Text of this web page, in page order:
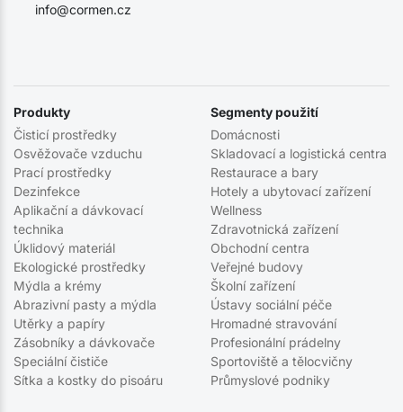
info@cormen.cz
Produkty
Čisticí prostředky
Osvěžovače vzduchu
Prací prostředky
Dezinfekce
Aplikační a dávkovací
technika
Úklidový materiál
Ekologické prostředky
Mýdla a krémy
Abrazivní pasty a mýdla
Utěrky a papíry
Zásobníky a dávkovače
Speciální čističe
Sítka a kostky do pisoáru
Segmenty použití
Domácnosti
Skladovací a logistická centra
Restaurace a bary
Hotely a ubytovací zařízení
Wellness
Zdravotnická zařízení
Obchodní centra
Veřejné budovy
Školní zařízení
Ústavy sociální péče
Hromadné stravování
Profesionální prádelny
Sportoviště a tělocvičny
Průmyslové podniky